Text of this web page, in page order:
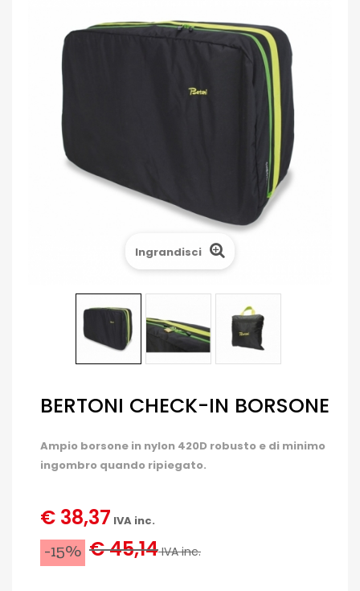
Ingrandisci
BERTONI CHECK-IN BORSONE
Ampio borsone in nylon 420D robusto e di minimo
ingombro quando ripiegato.
€ 38,37 IVA inc.
-15% € 45,14IVA inc.